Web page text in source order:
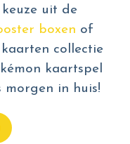
uit de
boxen of
collectie
kaartspel
morgen in huis!